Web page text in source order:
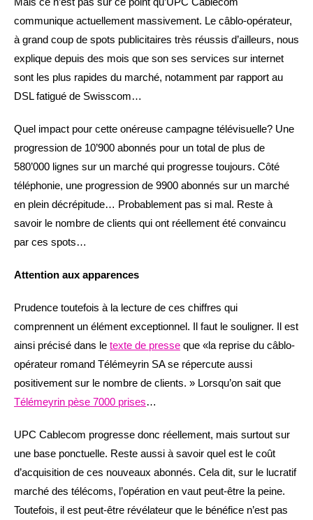
communique actuellement massivement. Le câblo-opérateur,
à grand coup de spots publicitaires très réussis d’ailleurs, nous
explique depuis des mois que son ses services sur internet
sont les plus rapides du marché, notamment par rapport au
DSL fatigué de Swisscom…
Quel impact pour cette onéreuse campagne télévisuelle? Une
progression de 10’900 abonnés pour un total de plus de
580’000 lignes sur un marché qui progresse toujours. Côté
téléphonie, une progression de 9900 abonnés sur un marché
en plein décrépitude… Probablement pas si mal. Reste à
savoir le nombre de clients qui ont réellement été convaincu
par ces spots…
Attention aux apparences
Prudence toutefois à la lecture de ces chiffres qui
comprennent un élément exceptionnel. Il faut le souligner. Il est
ainsi précisé dans le texte de presse que «la reprise du câblo-
opérateur romand Télémeyrin SA se répercute aussi
positivement sur le nombre de clients. » Lorsqu’on sait que
Télémeyrin pèse 7000 prises…
UPC Cablecom progresse donc réellement, mais surtout sur
une base ponctuelle. Reste aussi à savoir quel est le coût
d’acquisition de ces nouveaux abonnés. Cela dit, sur le lucratif
marché des télécoms, l’opération en vaut peut-être la peine.
Toutefois, il est peut-être révélateur que le bénéfice n’est pas